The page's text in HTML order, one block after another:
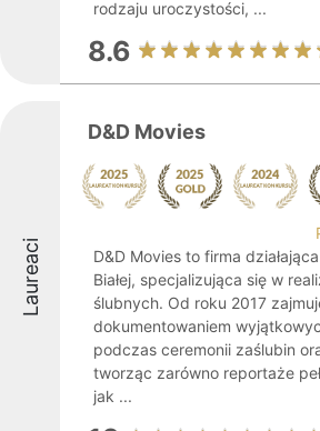
rodzaju uroczystości, ...
8.6
Laureaci
D&D Movies
D&D Movies to firma
Białej, specjalizująca się w
ślubnych. Od roku 2017
dokumentowaniem
podczas ceremonii zaślubin
tworząc zarówno reportaże
jak ...